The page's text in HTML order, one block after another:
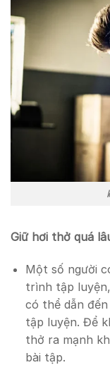
Giữ hơi thở quá
Một số người
trình tập
có thể dẫn
tập luyện. Để
thở ra mạnh
bài tập.